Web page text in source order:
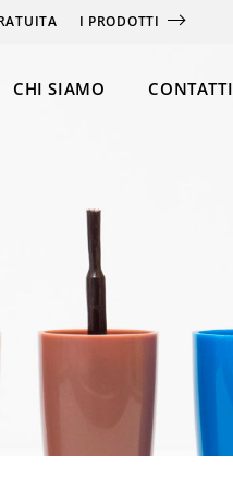
I PRODOTTI
CHI SIAMO CONTATTI